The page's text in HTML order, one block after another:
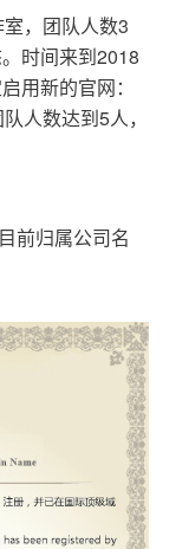
，团队人数3
时间来到2018
用新的官网：
人数达到5人，
前归属公司名